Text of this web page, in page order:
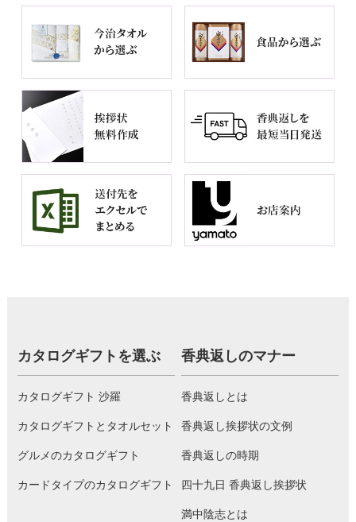
カタログギフトを選ぶ
カタログギフト 沙羅
カタログギフトとタオルセット
グルメのカタログギフト
カードタイプのカタログギフト
香典返しのマナー
香典返しとは
香典返し挨拶状の文例
香典返しの時期
四十九日 香典返し挨拶状
満中陰志とは